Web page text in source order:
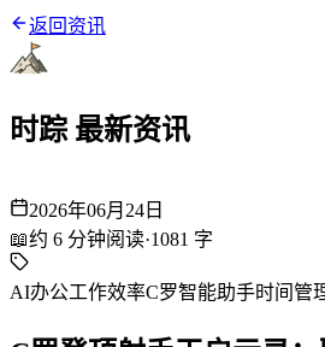
返回资讯
时踪 最新资讯
2026年06月24日
📖约 6 分钟阅读·1081 字
AI办公工作效率C罗智能助手时间管